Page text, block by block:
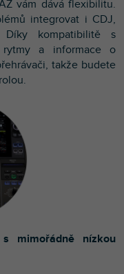
vám dává flexibilitu.
integrovat i CDJ,
Díky kompatibilitě s
a informace o
takže budete
s mimořádně nízkou